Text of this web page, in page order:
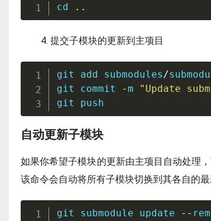
cd ..
提交子模块的更新到主项目
git add submodules /
git commit -m
"Update
git push
自动更新子模块
如果你希望子模块的更新由主项目自动处理
该命令会自动将所有子模块切换到其各自的最
git submodule update --